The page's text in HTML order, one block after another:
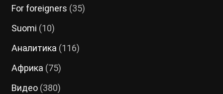
For foreigners (35)
Suomi (10)
Аналитика (116)
Африка (75)
Видео(380)